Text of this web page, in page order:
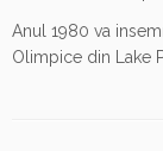
Anul 1980 va
Olimpice din Lake